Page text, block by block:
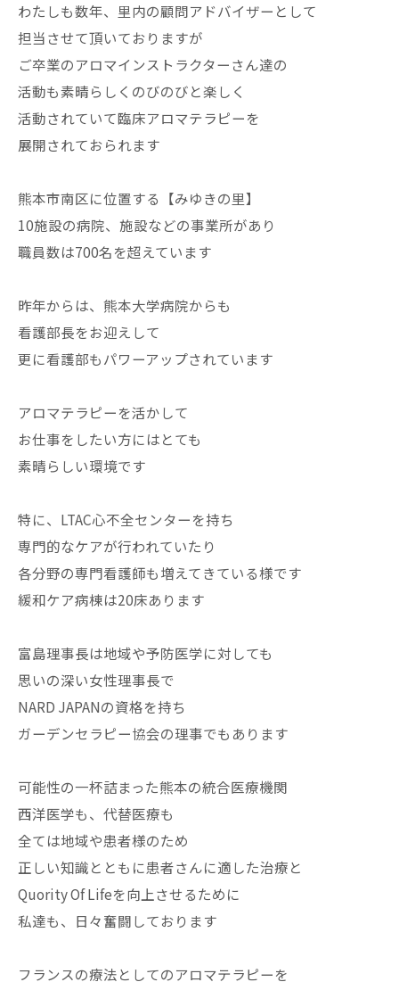
わたしも数年、里内の顧問アドバイザーとして
担当させて頂いておりますが
ご卒業のアロマインストラクターさん達の
活動も素晴らしくのびのびと楽しく
活動されていて臨床アロマテラピーを
展開されておられます
熊本市南区に位置する【みゆきの里】
10施設の病院、施設などの事業所があり
職員数は700名を超えています
昨年からは、熊本大学病院からも
看護部長をお迎えして
更に看護部もパワーアップされています
アロマテラピーを活かして
お仕事をしたい方にはとても
素晴らしい環境です
特に、LTAC心不全センターを持ち
専門的なケアが行われていたり
各分野の専門看護師も増えてきている様です
緩和ケア病棟は20床あります
富島理事長は地域や予防医学に対しても
思いの深い女性理事長で
NARD JAPANの資格を持ち
ガーデンセラピー協会の理事でもあります
可能性の一杯詰まった熊本の統合医療機関
西洋医学も、代替医療も
全ては地域や患者様のため
正しい知識とともに患者さんに適した治療と
Quority Of Lifeを向上させるために
私達も、日々奮闘しております
フランスの療法としてのアロマテラピーを